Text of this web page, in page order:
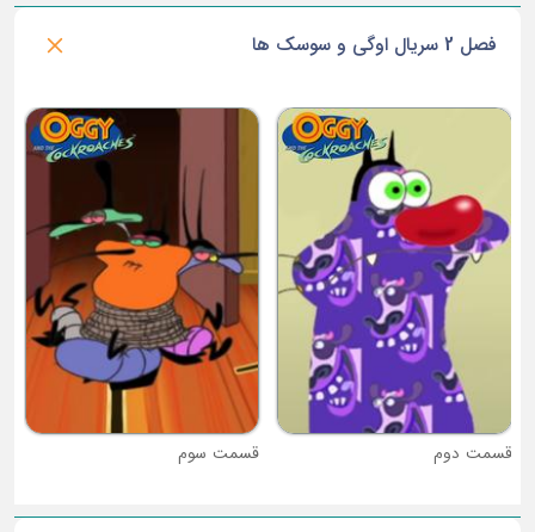
فصل 2 سریال اوگی و سوسک ها
قسمت دوم قسمت سوم